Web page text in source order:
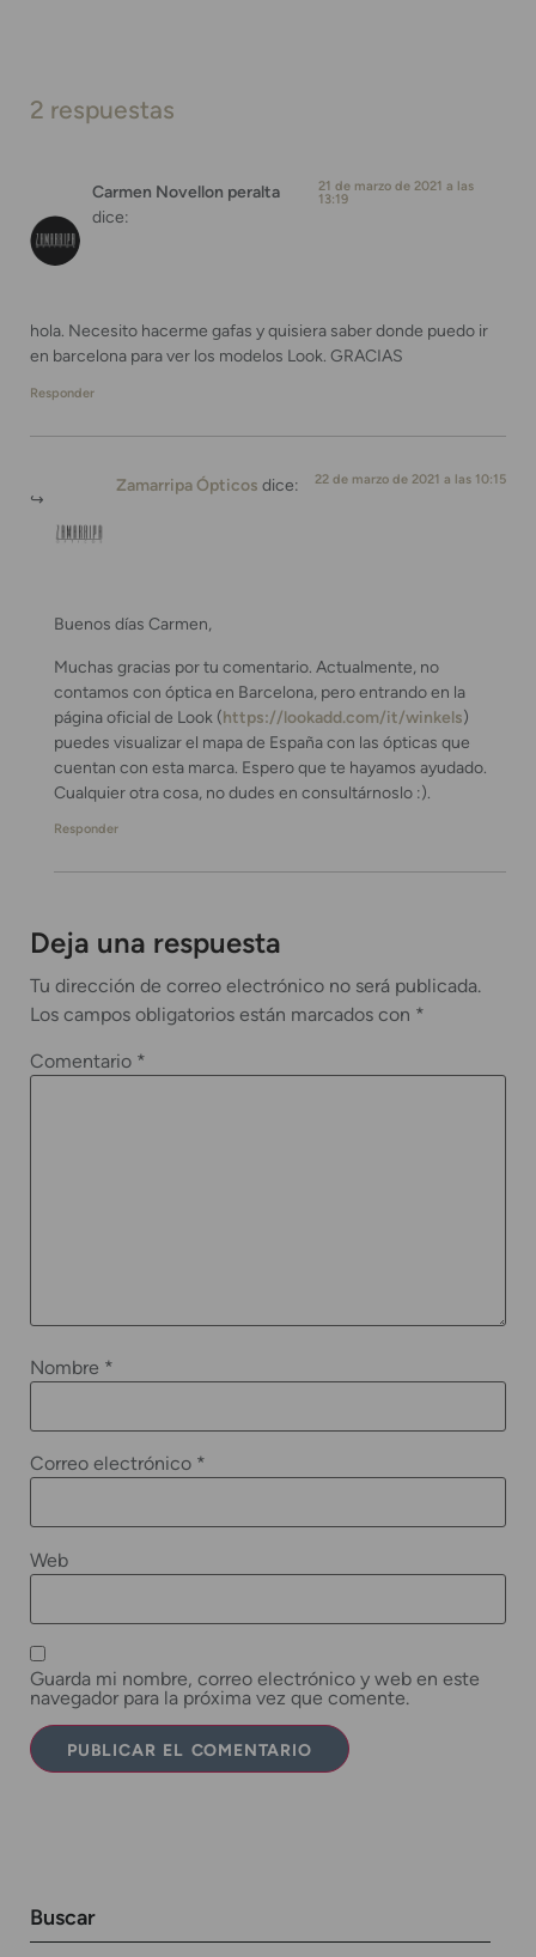
2 respuestas
Carmen Novellon peralta
dice:
21 de marzo de 2021 a las
13:19
hola. Necesito hacerme gafas y quisiera saber donde puedo ir
en barcelona para ver los modelos Look. GRACIAS
Responder
Zamarripa Ópticos dice: 22 de marzo de 2021 a las 10:15
Buenos días Carmen,
Muchas gracias por tu comentario. Actualmente, no
contamos con óptica en Barcelona, pero entrando en la
página oficial de Look (https://lookadd.com/it/winkels)
puedes visualizar el mapa de España con las ópticas que
cuentan con esta marca. Espero que te hayamos ayudado.
Cualquier otra cosa, no dudes en consultárnoslo :).
Responder
Deja una respuesta
Tu dirección de correo electrónico no será publicada.
Los campos obligatorios están marcados con *
Comentario *
Nombre *
Correo electrónico *
Web
Guarda mi nombre, correo electrónico y web en este
navegador para la próxima vez que comente.
Buscar